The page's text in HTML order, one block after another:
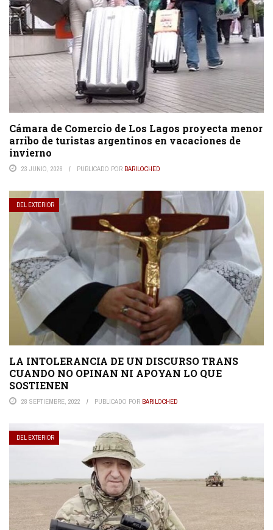
Cámara de Comercio de Los Lagos proyecta menor
arribo de turistas argentinos en vacaciones de
invierno
23 JUNIO, 2026 PUBLICADO POR BARILOCHED
DEL EXTERIOR
LA INTOLERANCIA DE UN DISCURSO TRANS
CUANDO NO OPINAN NI APOYAN LO QUE
SOSTIENEN
28 SEPTIEMBRE, 2022 PUBLICADO POR BARILOCHED
DEL EXTERIOR